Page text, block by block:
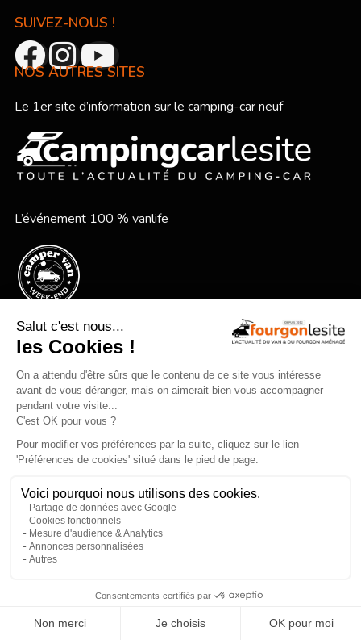
SUIVEZ-NOUS !
NOS AUTRES SITES
Le 1er site d’information sur le camping-car neuf
L’événement 100 % vanlife
Le festival vanlife en bord de mer
Mentions légales
Devenir annonceur
Gestion des cookies